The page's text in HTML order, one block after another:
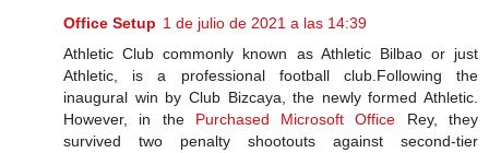
Office Setup 1 de julio de 2021 a las 14:39
Athletic Club commonly known as Athletic Bilbao or just
Athletic, is a professional football club.Following the
inaugural win by Club Bizcaya, the newly formed Athletic.
However, in the Purchased Microsoft Office Rey, they
survived two penalty shootouts against second-tier